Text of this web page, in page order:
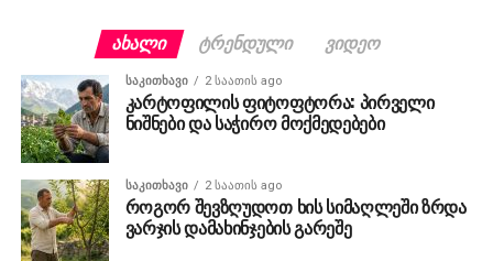
ᲐᲮᲐᲚᲘ ᲢᲠᲔᲜᲓᲣᲚᲘ ᲕᲘᲓᲔᲝ
ᲡᲐᲙᲘᲗᲮᲐᲕᲘ 2 საათის ago
კარტოფილის ფიტოფტორა: პირველი
ნიშნები და საჭირო მოქმედებები
ᲡᲐᲙᲘᲗᲮᲐᲕᲘ 2 საათის ago
როგორ შევზღუდოთ ხის სიმაღლეში ზრდა
ვარჯის დამახინჯების გარეშე